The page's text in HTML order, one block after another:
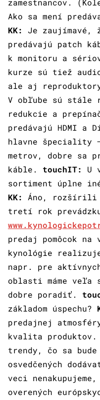
zamestnancov.
Ako sa mení
KK:
Je zaujímavé,
predávajú patch
k monitoru a
kurze sú tiež
ale aj
V obľube sú stále
redukcie a
predávajú HDMI a
hlavne špeciality
metrov, dobre sa
káble. touchIT:
U
sortiment úplne
KK:
Áno, rozšírili
tretí rok
predaj pomôcok
kynológie
napr. pre
oblasti máme veľa
dobre poradiť.
základom úspechu?
predajnej
kvalita produktov.
trendy, čo sa bude
osvedčených
veci
overených